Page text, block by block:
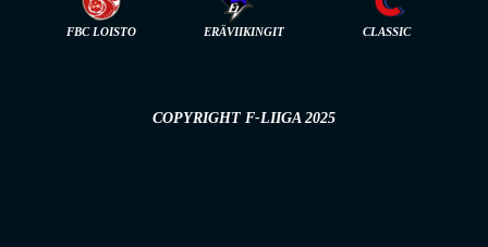
FBC LOISTO ERÄVIIKINGIT CLASSIC
COPYRIGHT F-LIIGA 2025